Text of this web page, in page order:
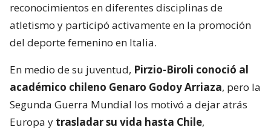
reconocimientos en diferentes disciplinas de
atletismo y participó activamente en la promoción
del deporte femenino en Italia.
En medio de su juventud, Pirzio-Biroli conoció al
académico chileno Genaro Godoy Arriaza, pero la
Segunda Guerra Mundial los motivó a dejar atrás
Europa y trasladar su vida hasta Chile,